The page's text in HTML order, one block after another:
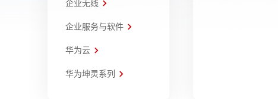
企业无线
企业服务与软件
华为云
华为坤灵系列